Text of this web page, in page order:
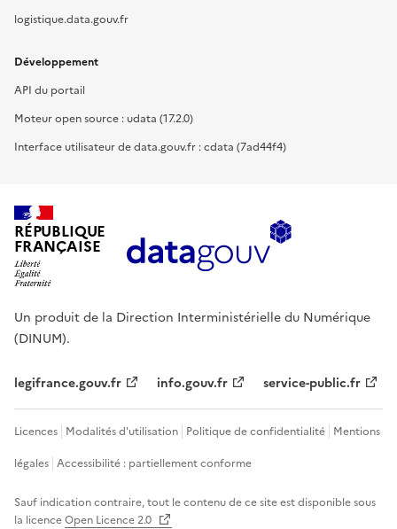
logistique.data.gouv.fr
Développement
API du portail
Moteur open source : udata (17.2.0)
Interface utilisateur de data.gouv.fr : cdata (7ad44f4)
RÉPUBLIQUE
FRANÇAISE
Un produit de la Direction Interministérielle du Numérique
(DINUM).
legifrance.gouv.fr info.gouv.fr service-public.fr
Licences Modalités d'utilisation Politique de confidentialité Mentions
légales Accessibilité : partiellement conforme
Sauf indication contraire, tout le contenu de ce site est disponible sous
la licenceOpen Licence 2.0